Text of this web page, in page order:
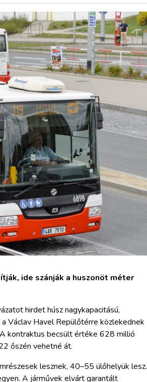
ide szánják a huszonöt méter
hirdet húsz nagykapacitású,
Václav Havel Repülőtérre közlekednek
kontraktus becsült értéke 628 millió
őszén vehetné át.
lesznek, 40–55 ülőhelyük lesz.
A járművek elvárt garantált